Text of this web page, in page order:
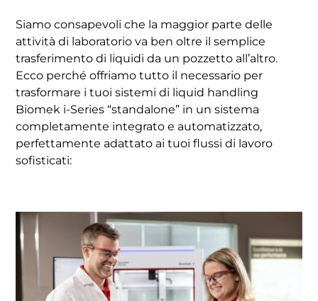
Siamo consapevoli che la maggior parte delle
attività di laboratorio va ben oltre il semplice
trasferimento di liquidi da un pozzetto all’altro.
Ecco perché offriamo tutto il necessario per
trasformare i tuoi sistemi di liquid handling
Biomek i-Series “standalone” in un sistema
completamente integrato e automatizzato,
perfettamente adattato ai tuoi flussi di lavoro
sofisticati: